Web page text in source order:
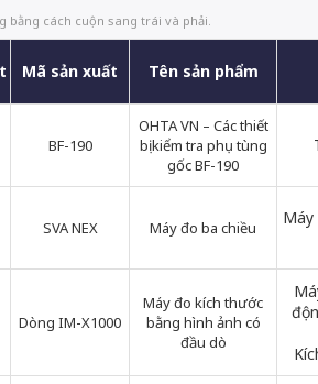
bằng cách cuộn sang trái và phải.
Mã sản xuất Tên sản phẩm
BF-190
OHTA VN – Các thiết
bị kiểm tra phụ tùng
gốc BF-190
SVA NEX Máy đo ba chiều Máy
Dòng IM-X1000
Máy đo kích thước
bằng hình ảnh có
đầu dò